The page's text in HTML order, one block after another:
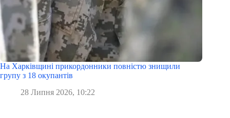
На Харківщині прикордонники повністю знищили
групу з 18 окупантів
28 Липня 2026, 10:22